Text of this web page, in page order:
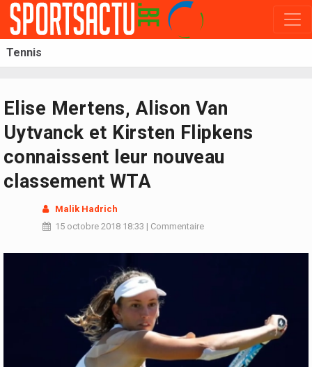
Tennis
Elise Mertens, Alison Van
Uytvanck et Kirsten Flipkens
connaissent leur nouveau
classement WTA
Malik Hadrich
15 octobre 2018 18:33 | Commentaire